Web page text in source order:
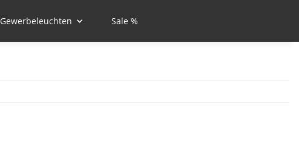
Gewerbeleuchten Sale %